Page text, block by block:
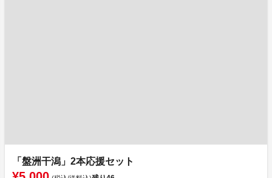
「盤洲干潟」2本応援セット